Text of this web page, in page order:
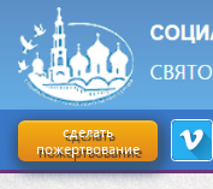
сделать
пожертвование